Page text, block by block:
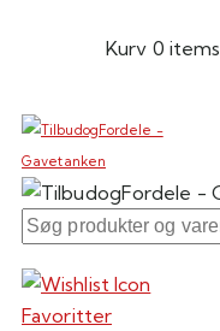
Kurv 0 items
Favoritter